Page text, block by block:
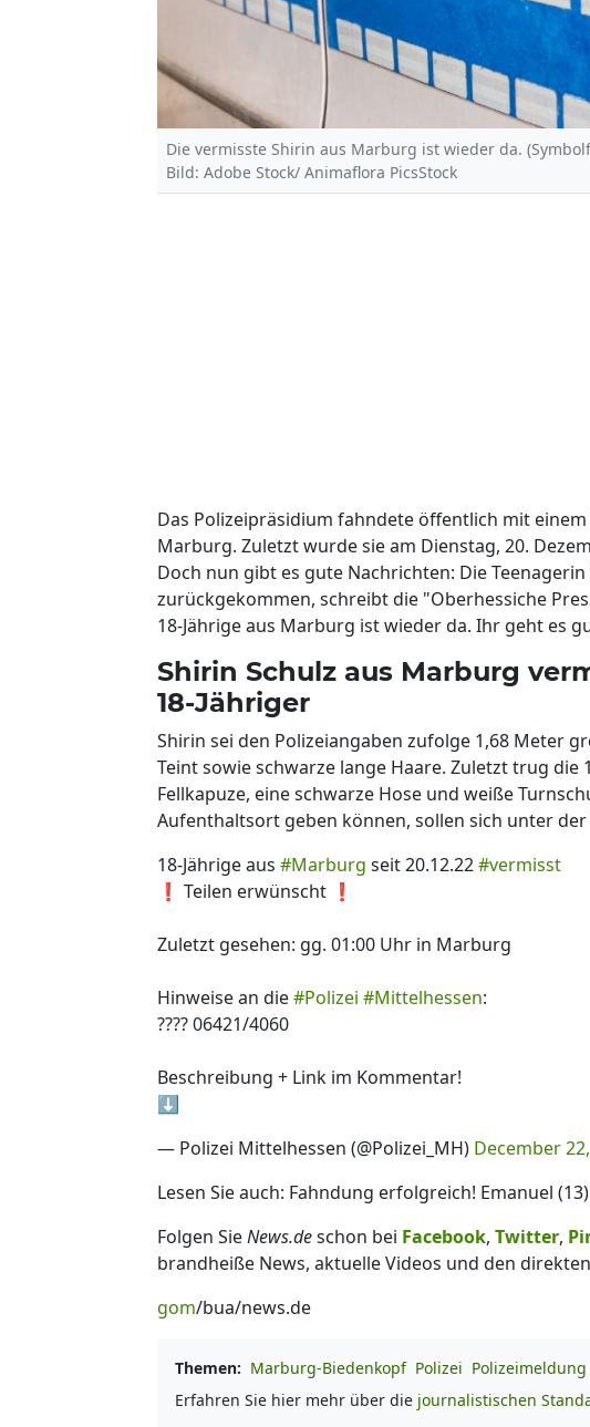
Die vermisste Shirin aus Marburg ist wieder da.
Bild: Adobe Stock/ Animaflora PicsStock
Das Polizeipräsidium fahndete öffentlich mit
Marburg. Zuletzt wurde sie am Dienstag, 20.
Doch nun gibt es gute Nachrichten: Die
zurückgekommen, schreibt die "Oberhessiche
18-Jährige aus Marburg ist wieder da. Ihr geht es
Shirin Schulz aus Marburg
18-Jähriger
Shirin sei den Polizeiangaben zufolge 1,68 Meter
Teint sowie schwarze lange Haare. Zuletzt trug die
Fellkapuze, eine schwarze Hose und weiße
Aufenthaltsort geben können, sollen sich unter
18-Jährige aus #Marburg seit 20.12.22#vermisst
❗️ Teilen erwünscht ❗️
Zuletzt gesehen: gg. 01:00 Uhr in Marburg
Hinweise an die#Polizei #Mittelhessen:
???? 06421/4060
Beschreibung + Link im Kommentar!
⬇️
— Polizei Mittelhessen (@Polizei_MH) December
Lesen Sie auch: Fahndung erfolgreich! Emanuel
Folgen SieNews.deschon bei Facebook, Twitter,
brandheiße News, aktuelle Videos und den
gom/bua/news.de
Themen: Marburg-Biedenkopf Polizei Polizeimeldung
Erfahren Sie hier mehr über die journalistischen